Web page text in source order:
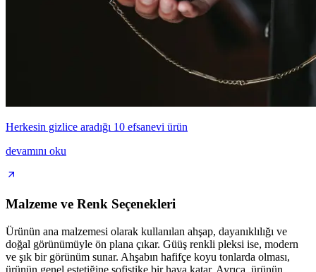
Herkesin gizlice aradığı 10 efsanevi ürün
devamını oku
Malzeme ve Renk Seçenekleri
Ürünün ana malzemesi olarak kullanılan ahşap, dayanıklılığı ve
doğal görünümüyle ön plana çıkar. Güüş renkli pleksi ise, modern
ve şık bir görünüm sunar. Ahşabın hafifçe koyu tonlarda olması,
ürünün genel estetiğine sofistike bir hava katar. Ayrıca, ürünün